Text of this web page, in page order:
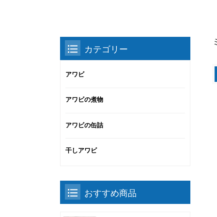
カテゴリー
アワビ
アワビの煮物
アワビの缶詰
干しアワビ
おすすめ商品